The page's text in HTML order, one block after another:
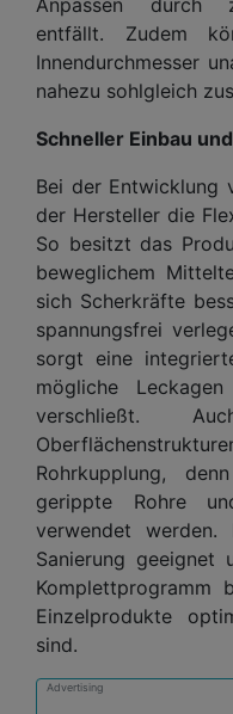
entfällt. Zudem
Innendurchmesser
nahezu sohlgleich
Schneller Einbau
Bei der Entwicklung
der Hersteller die
So besitzt das
beweglichem
sich Scherkräfte
spannungsfrei
sorgt eine
mögliche
verschließt.
Rohrkupplung,
gerippte Rohre
verwendet
Sanierung
Komplettprogramm
Einzelprodukte
sind.
Advertising